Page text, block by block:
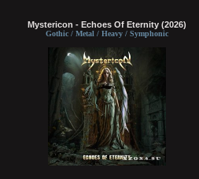
Mystericon - Echoes Of Eternity (2026)
Gothic / Metal / Heavy / Symphonic